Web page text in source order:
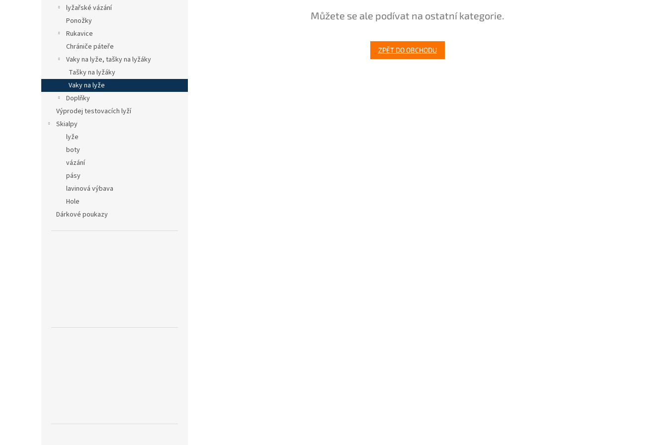
lyžařské vázání
Ponožky
Rukavice
Chrániče páteře
Vaky na lyže, tašky na lyžáky
Tašky na lyžáky
Vaky na lyže
Doplňky
Výprodej testovacích lyží
Skialpy
lyže
boty
vázání
pásy
lavinová výbava
Hole
Dárkové poukazy
Můžete se ale podívat na ostatní kategorie.
ZPĚT DO OBCHODU